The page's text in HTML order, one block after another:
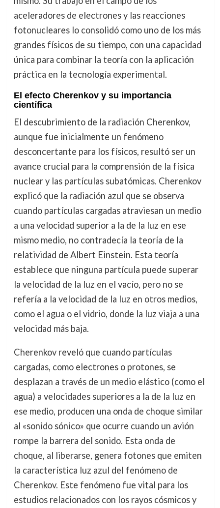
aceleradores de electrones y las reacciones
fotonucleares lo consolidó como uno de los más
grandes físicos de su tiempo, con una capacidad
única para combinar la teoría con la aplicación
práctica en la tecnología experimental.
El efecto Cherenkov y su importancia
científica
El descubrimiento de la radiación Cherenkov,
aunque fue inicialmente un fenómeno
desconcertante para los físicos, resultó ser un
avance crucial para la comprensión de la física
nuclear y las partículas subatómicas. Cherenkov
explicó que la radiación azul que se observa
cuando partículas cargadas atraviesan un medio
a una velocidad superior a la de la luz en ese
mismo medio, no contradecía la teoría de la
relatividad de Albert Einstein. Esta teoría
establece que ninguna partícula puede superar
la velocidad de la luz en el vacío, pero no se
refería a la velocidad de la luz en otros medios,
como el agua o el vidrio, donde la luz viaja a una
velocidad más baja.
Cherenkov reveló que cuando partículas
cargadas, como electrones o protones, se
desplazan a través de un medio elástico (como el
agua) a velocidades superiores a la de la luz en
ese medio, producen una onda de choque similar
al «sonido sónico» que ocurre cuando un avión
rompe la barrera del sonido. Esta onda de
choque, al liberarse, genera fotones que emiten
la característica luz azul del fenómeno de
Cherenkov. Este fenómeno fue vital para los
estudios relacionados con los rayos cósmicos y